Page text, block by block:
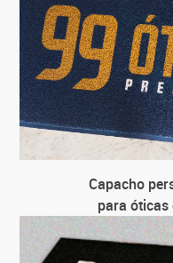
Capacho
para óticas